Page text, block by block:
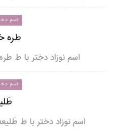
اسم
طره
اسم نوزاد دختر با ط
اسم
اسم نوزاد دختر با ط